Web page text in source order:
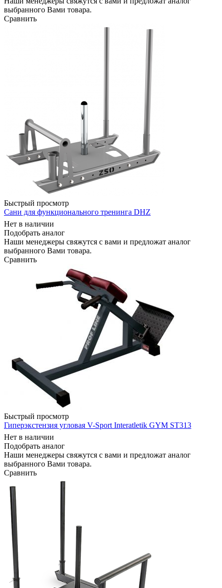
выбранного Вами товара.
Сравнить
Быстрый просмотр
Сани для функционального тренинга DHZ
Нет в наличии
Подобрать аналог
Наши менеджеры свяжутся с вами и предложат аналог
выбранного Вами товара.
Сравнить
Быстрый просмотр
Гиперэкстензия угловая V-Sport Interatletik GYM ST313
Нет в наличии
Подобрать аналог
Наши менеджеры свяжутся с вами и предложат аналог
выбранного Вами товара.
Сравнить